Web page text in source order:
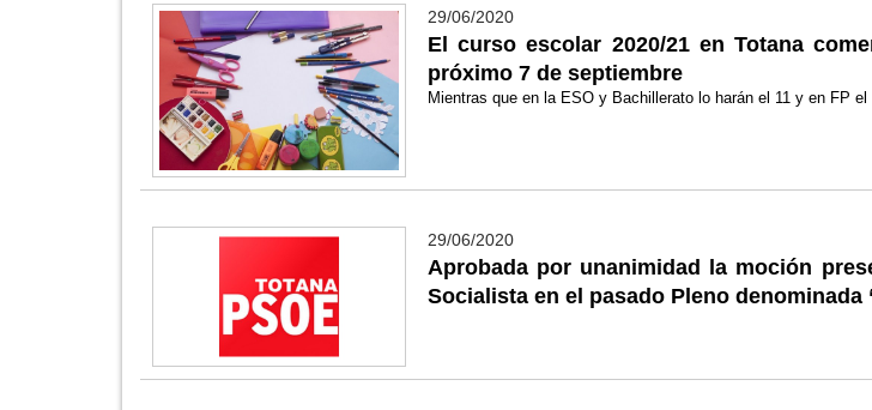
29/06/2020
El curso escolar 2020/21 en Totana
próximo 7 de septiembre
Mientras que en la ESO y Bachillerato lo harán el 11 y en FP
29/06/2020
Aprobada por unanimidad la moción
Socialista en el pasado Pleno denominada